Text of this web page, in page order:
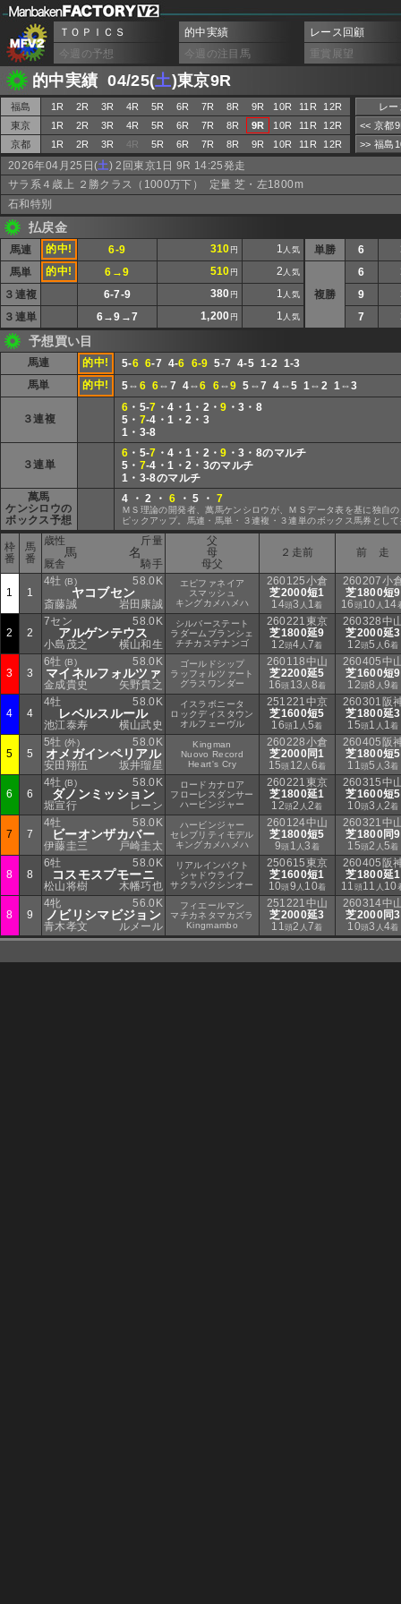
ＴＯＰＩＣＳ 的中実績
レース回顧
今週の予想
今週の注目馬 重賞展望
的中実績 04/25(土)東京9R
福島 1R 2R 3R 4R 5R 6R 7R 8R 9R 10R 11R
12R
東京
1R 2R 3R 4R 5R 6R 7R 8R 9R 10R 11R
12R
京都
1R 2R 3R 4R 5R 6R 7R 8R 9R 10R 11R 12R
レ
<< 京都
>> 福島
2026年04月25日(土) 2回東京1日 9R 14:25発走
サラ系４歳上 ２勝クラス（1000万下） 定量 芝・左1800m
石和特別
払戻金
馬連 的中! 6-9 310 円 1 人気
馬単 的中! 6→9 510 円 2 人気
３連複 6-7-9 380 円 1 人気
３連単 6→9→7 1,200 円 1 人気
単勝 6
複勝
6
9
7
予想買い目
馬連 的中! 5-6 6-7 4-6 6-9 5-7 4-5 1-2 1-3
馬単
的中! 5⇔ 6 6⇔7 4⇔6 6⇔9 5⇔7 4⇔5 1⇔2 1⇔3
３連複
6 ・5-7 ・4・1・2・9 ・3・8
5・ 7-4・1・2・3
1・3-8
３連単
6 ・5-7 ・4・1・2・9 ・3・8のマルチ
5・ 7-4・1・2・3のマルチ
1・3-8のマルチ
萬馬
ケンシロウの
ボックス予想
4 ・ 2 ・ 6 ・ 5 ・ 7
ＭＳ理論の開発者、萬馬ケンシロウが、ＭＳデータ表を基に独自
ピックアップ。馬連・馬単・３連複・３連単のボックス馬券とし
枠
番
馬
番
斤量
歳性
馬 名
厩舎 騎手
父
母
母父
２走前 前 走
1 1
58.0K
4牡 (B)
ヤコブセン
斎藤誠 岩田康誠
エピファネイア
スマッシュ
キングカメハメハ
260125小倉
芝2000短1
14頭3 人 1着
260207小
芝1800短9
16 頭10 人 14
2 2
58.0K
7セン
アルゲンテウス
小島茂之 横山和生
シルバーステート
ラダームブランシェ
チチカステナンゴ
260221東京
芝1800延9
12頭4 人 7着
260328中
芝2000延3
12頭5 人6着
3 3
58.0K
6牡 (B)
マイネルフォルツァ
金成貴史 矢野貴之
ゴールドシップ
ラッフォルツァート
グラスワンダー
260118中山
芝2200延5
16頭 13 人 8着
260405中
芝1600短9
12頭8 人9着
4 4
58.0K
4牡
レベルスルール
池江泰寿 横山武史
イスラボニータ
ロックディスタウン
オルフェーヴル
251221中京
芝1600短5
16頭1 人5着
260301阪
芝1800延3
15頭1 人 1着
5 5
58.0K
5牡 (外)
オメガインペリアル
安田翔伍 坂井瑠星
Kingman
Nuovo Record
Heart's Cry
260228小倉
芝2000同1
15頭 12 人 6着
260405阪
芝1800短5
11頭5 人3着
6 6
58.0K
4牡 (B)
ダノンミッション
堀宣行 レーン
ロードカナロア
フローレスダンサー
ハービンジャー
260221東京
芝1800延1
12頭2 人2着
260315中
芝1600短5
10頭3 人2着
7 7
58.0K
4牡
ビーオンザカバー
伊藤圭三 戸崎圭太
ハービンジャー
セレブリティモデル
キングカメハメハ
260124中山
芝1800短5
9頭 1 人3 着
260321中
芝1800同9
15頭2 人5着
8 8
58.0K
6牡
コスモスプモーニ
松山将樹 木幡巧也
リアルインパクト
シャドウライフ
サクラバクシンオー
250615東京
芝1600短1
10頭9 人 10着
260405阪
芝1800延1
11 頭11 人 10
8 9
56.0K
4牝
ノビリシマビジョン
青木孝文 ルメール
フィエールマン
マチカネタマカズラ
Kingmambo
251221中山
芝2000延3
11頭2 人 7着
260314中
芝2000同3
10頭3 人4着